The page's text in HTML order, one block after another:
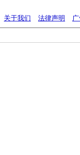
关于我们 法律声明